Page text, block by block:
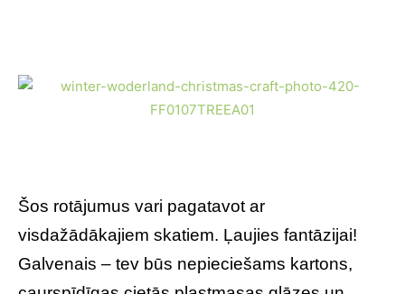
Šos rotājumus vari pagatavot ar
visdažādākajiem skatiem. Ļaujies fantāzijai!
Galvenais – tev būs nepieciešams kartons,